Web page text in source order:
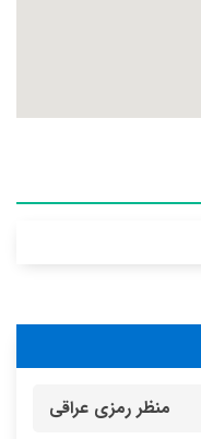
منظر رمزی عراقی